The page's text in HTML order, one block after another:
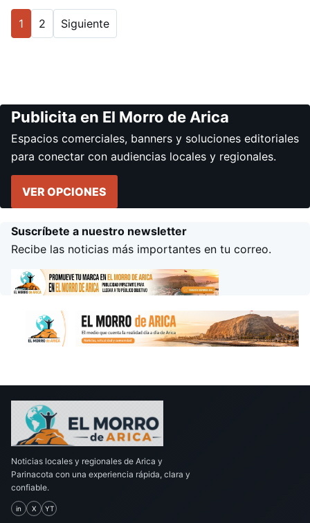
1 2 Siguiente
Publicita en El Morro de Arica
Espacios comerciales, banners y soluciones editoriales
para conectar con audiencias locales y regionales.
VER OPCIONES
Suscríbete a nuestro newsletter
Recibe las noticias más importantes en tu correo.
Noticias locales y regionales de Arica y
Parinacota con una experiencia rápida, clara y
confiable.
in X YT